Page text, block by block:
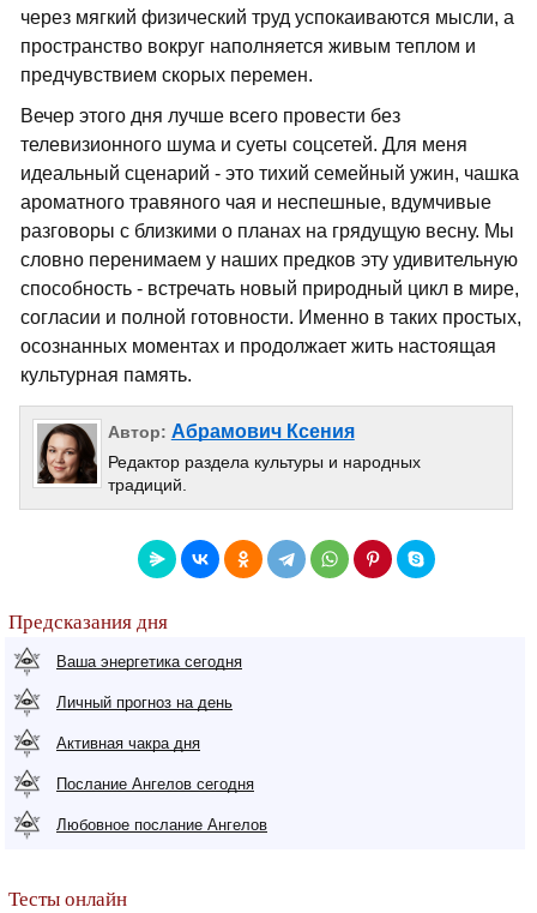
через мягкий физический труд успокаиваются мысли, а
пространство вокруг наполняется живым теплом и
предчувствием скорых перемен.
Вечер этого дня лучше всего провести без
телевизионного шума и суеты соцсетей. Для меня
идеальный сценарий - это тихий семейный ужин, чашка
ароматного травяного чая и неспешные, вдумчивые
разговоры с близкими о планах на грядущую весну. Мы
словно перенимаем у наших предков эту удивительную
способность - встречать новый природный цикл в мире,
согласии и полной готовности. Именно в таких простых,
осознанных моментах и продолжает жить настоящая
культурная память.
Автор: Абрамович Ксения
Редактор раздела культуры и народных
традиций.
Предсказания дня
Ваша энергетика сегодня
Личный прогноз на день
Активная чакра дня
Послание Ангелов сегодня
Любовное послание Ангелов
Тесты онлайн